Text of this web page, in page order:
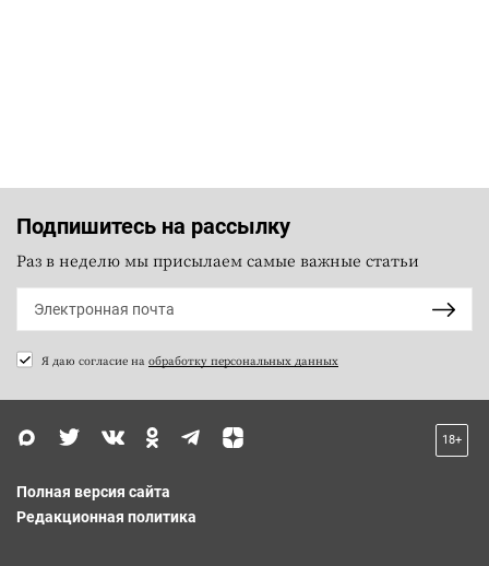
Подпишитесь на рассылку
Раз в неделю мы присылаем самые важные статьи
Я даю согласие на обработку персональных данных
18+
Полная версия сайта
Редакционная политика